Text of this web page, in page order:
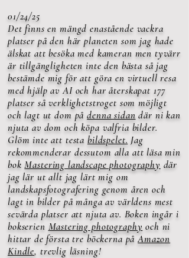
01/24/25
Det finns en mängd enastående vackra
platser på den här planeten som jag hade
älskat att besöka med kameran men tyvärr
är tillgängligheten inte den bästa så jag
bestämde mig för att göra en virtuell resa
med hjälp av AI och har återskapat 177
platser så verklighetstroget som möjligt
och lagt ut dom pådenna sidan där ni kan
njuta av dom och köpa valfria bilder.
Glöm inte att testa bildspelet. Jag
rekommenderar dessutom alla att läsa min
bokMastering landscape photography där
jag lär ut allt jag lärt mig om
landskapsfotografering genom åren och
lagt in bilder på många av världens mest
sevärda platser att njuta av. Boken ingår i
bokserien Mastering photography och ni
hittar de första tre böckerna påAmazon
Kindle, trevlig läsning!